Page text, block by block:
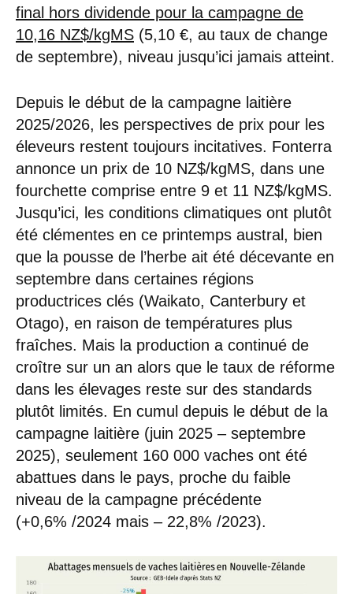
final hors dividende pour la campagne de
10,16 NZ$/kgMS (5,10 €, au taux de change
de septembre), niveau jusqu’ici jamais atteint.
Depuis le début de la campagne laitière
2025/2026, les perspectives de prix pour les
éleveurs restent toujours incitatives. Fonterra
annonce un prix de 10 NZ$/kgMS, dans une
fourchette comprise entre 9 et 11 NZ$/kgMS.
Jusqu’ici, les conditions climatiques ont plutôt
été clémentes en ce printemps austral, bien
que la pousse de l’herbe ait été décevante en
septembre dans certaines régions
productrices clés (Waikato, Canterbury et
Otago), en raison de températures plus
fraîches. Mais la production a continué de
croître sur un an alors que le taux de réforme
dans les élevages reste sur des standards
plutôt limités. En cumul depuis le début de la
campagne laitière (juin 2025 – septembre
2025), seulement 160 000 vaches ont été
abattues dans le pays, proche du faible
niveau de la campagne précédente
(+0,6% /2024 mais – 22,8% /2023).